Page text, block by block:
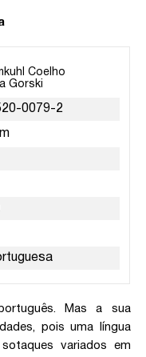
Coelho
Gorski
0079-2
Mas a sua
pois uma língua
variados em